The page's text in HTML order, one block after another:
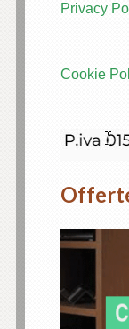
Privacy
Cookie